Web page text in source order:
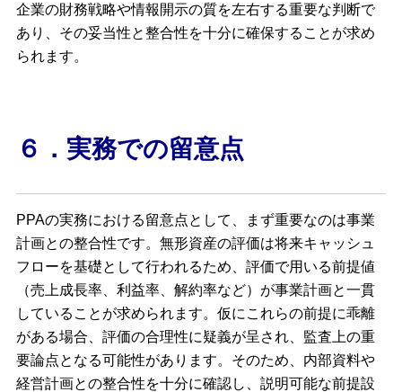
企業の財務戦略や情報開示の質を左右する重要な判断で
あり、その妥当性と整合性を十分に確保することが求め
られます。
６．実務での留意点
PPAの実務における留意点として、まず重要なのは事業
計画との整合性です。無形資産の評価は将来キャッシュ
フローを基礎として行われるため、評価で用いる前提値
（売上成⾧率、利益率、解約率など）が事業計画と一貫
していることが求められます。仮にこれらの前提に乖離
がある場合、評価の合理性に疑義が呈され、監査上の重
要論点となる可能性があります。そのため、内部資料や
経営計画との整合性を十分に確認し、説明可能な前提設